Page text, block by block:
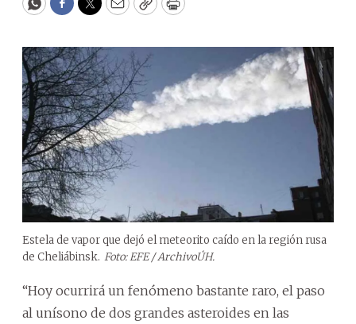
WhatsApp
Facebook
Twitter
EmailCopyPrint
Estela de vapor que dejó el meteorito caído en la región rusa
de Cheliábinsk. Foto: EFE / ArchivoÚH.
“Hoy ocurrirá un fenómeno bastante raro, el paso
al unísono de dos grandes asteroides en las